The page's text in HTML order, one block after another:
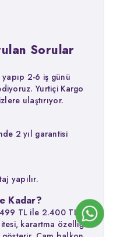
Sorular
2-6 iş günü
Yurtiçi Kargo
ulaştırıyor.
2 yıl garantisi
yapılır.
Kadar?
TL ile 2.400 TL
karartma özelliği